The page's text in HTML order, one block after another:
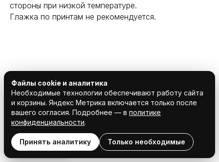
стороны при низкой температуре.
Глажка по принтам не рекомендуется.
Настройки cookie
Файлы cookie и аналитика
Необходимые технологии обеспечивают работу сайта
и корзины. Яндекс Метрика включается только после
вашего согласия. Подробнее — в политике
конфиденциальности.
Принять аналитику Только необходимые